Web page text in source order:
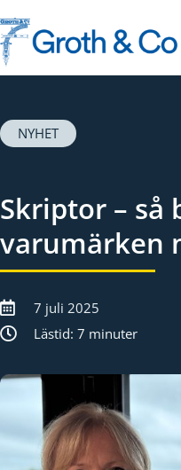
till
innehållet
Våra tjänster
Dina utmaningar
Om oss
Kontakt
Digitalt museum
Kund login
NYHET
Skriptor – så
varumärken
7 juli 2025
Lästid: 7 minuter